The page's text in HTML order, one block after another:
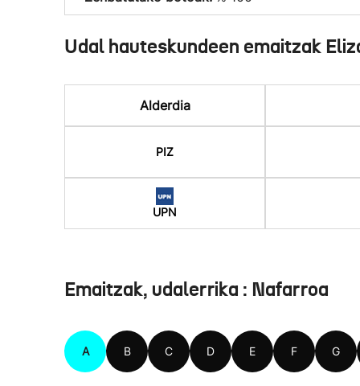
Udal hauteskundeen emaitzak
Alderdia
PIZ
UPN
Emaitzak, udalerrika : Nafarroa
A B C D E F G